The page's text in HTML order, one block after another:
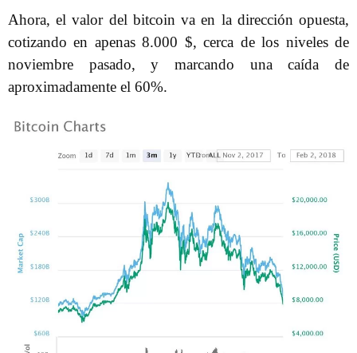
Ahora, el valor del bitcoin va en la dirección opuesta,
cotizando en apenas 8.000 $, cerca de los niveles de
noviembre pasado, y marcando una caída de
aproximadamente el 60%.